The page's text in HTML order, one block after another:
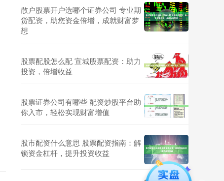
散户股票开户选哪个证券公司 专业期
货配资，助您资金倍增，成就财富梦
想
股票配股怎么配 宣城股票配资：助力
投资，倍增收益
股票证券公司有哪些 配资炒股平台助
你入市，轻松实现财富增值
股市配资什么意思 股票配资指南：解
锁资金杠杆，提升投资收益